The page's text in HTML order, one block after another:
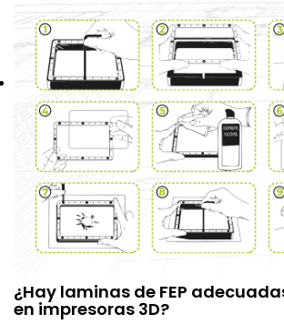
¿Hay laminas de FEP
en impresoras 3D?